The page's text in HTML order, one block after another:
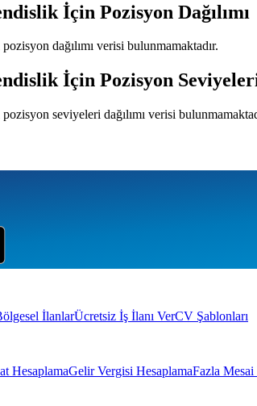
İçin Pozisyon Dağılımı
dağılımı verisi bulunmamaktadır.
İçin Pozisyon Seviyeleri
seviyeleri dağılımı verisi
İlanlarÜcretsiz İş İlanı VerCV Şablonları
HesaplamaGelir Vergisi HesaplamaFazla Mesai